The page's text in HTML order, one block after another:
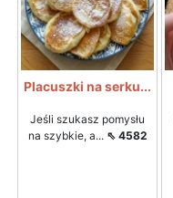
Placuszki na serku...
Jeśli szukasz pomysłu
na szybkie, a... ⇖ 4582